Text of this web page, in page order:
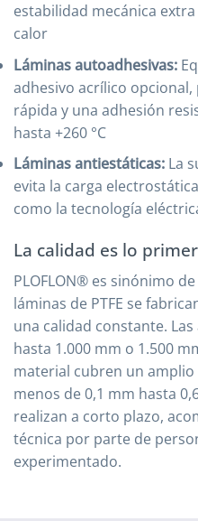
estabilidad mecánica
calor
Láminas autoadhesivas:
adhesivo acrílico
rápida y una adhesión
hasta +260 °C
Láminas antiestáticas: La
evita la carga
como la tecnología
La calidad es lo
PLOFLON® es sinónimo
láminas de PTFE se
una calidad constante.
hasta 1.000 mm o 1.500
material cubren un
menos de 0,1 mm hasta
realizan a corto plazo,
técnica por parte de
experimentado.